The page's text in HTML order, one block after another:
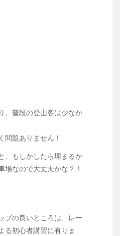
、普段の登山客は少なか
問題ありません！
、もしかしたら埋まるか
場なので大丈夫かな？！
プの良いところは、レー
る初心者講習に有りま